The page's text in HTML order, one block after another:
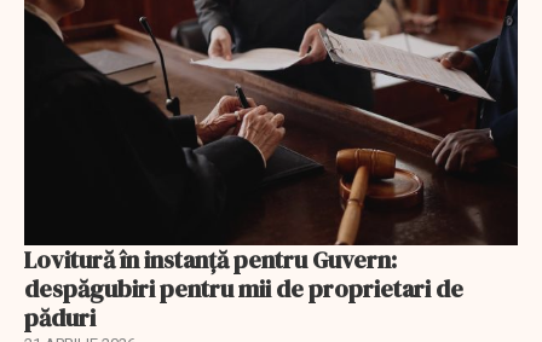
Lovitură în instanță pentru Guvern:
despăgubiri pentru mii de proprietari de
păduri